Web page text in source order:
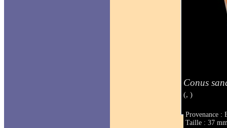
Conus
(, )
Provenance :
Taille : 37